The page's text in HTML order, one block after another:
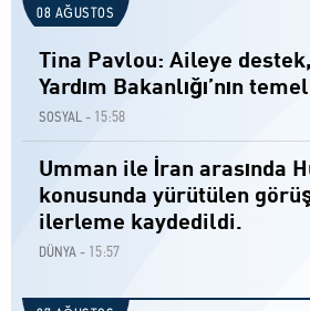
08 AĞUSTOS
Tina Pavlou: Aileye
Yardım Bakanlığı’nın
SOSYAL - 15:58
Umman ile İran arasında
konusunda yürütülen
ilerleme kaydedildi.
DÜNYA - 15:57